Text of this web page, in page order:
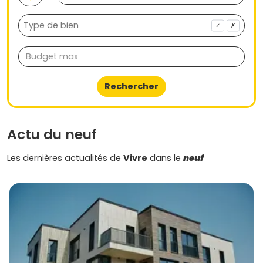
✓ ✗
Rechercher
Actu du neuf
Les dernières actualités de Vivre dans le neuf